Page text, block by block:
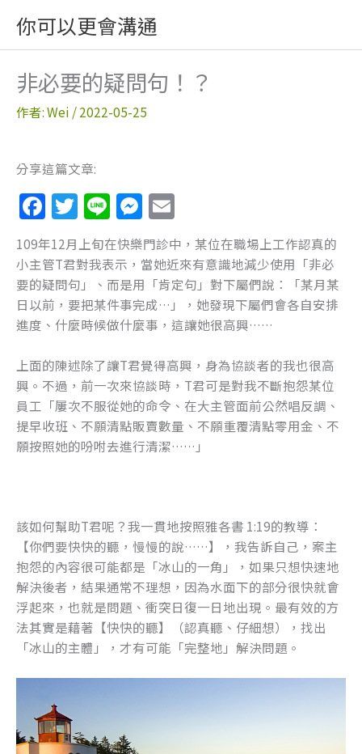
主
你可以更會溝通
非必要的疑問句！？
作者:Wei /2022-05-25
分享這篇文章:
F
a
c
e
b
o
o
k
T
w
itt
er
Li
n
e
M
e
ss
e
n
g
er
m
ai
l
109年12月上旬在快樂門診中，某位在職場上工作認真的
小主管T君對我表示，當她近來有意識地減少使用「非必
要的疑問句」、而是用「肯定句」對下屬們說：「某月某
日以前，要把某件事完成…」，她發現下屬們會各自安排
進度、什麼時候做什麼事，這讓她很高興……
上面的陳述除了讓T君覺得高興，身為協談者的我也很高
興。不過，前一次來協談時，T君可是對我不斷抱怨某位
員工「屢次不服從她的命令、在大主管面前公然唱反調、
提早收班、不願清點販賣數量、不願重覆清點零用金、不
願按照她的吩咐去進行清潔……」
該如何幫助T君呢？我一貫地按照雅各書 1:19的教導：
【你們要快快的聽，慢慢的說……】，我告訴自己，案主
抱怨的內容很可能都是「冰山的一角」，如果只想快速地
解決後者，結果通常不理想，因為水面下的部分很快就會
浮起來，也就是問題、衝突日復一日地出現。最有效的方
法其實是藉著【快快的聽】（認真聽、仔細想），找出
「冰山的主體」，才有可能「完整地」解決問題。